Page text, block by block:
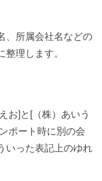
、所属会社名などの
理します。
お]と[（株）あいう
ポート時に別の会
いった表記上のゆれ